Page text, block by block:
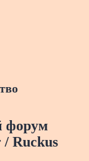
форум
/ Ruckus